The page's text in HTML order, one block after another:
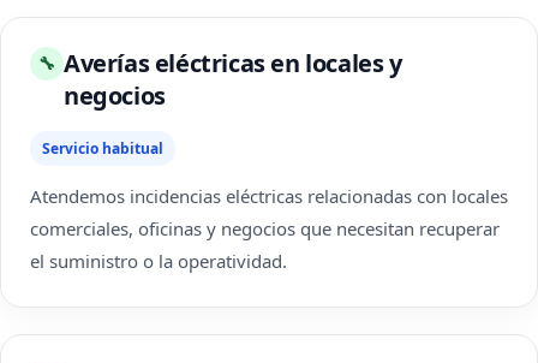
🔧 Averías eléctricas en locales y
negocios
Servicio habitual
Atendemos incidencias eléctricas relacionadas con locales
comerciales, oficinas y negocios que necesitan recuperar
el suministro o la operatividad.